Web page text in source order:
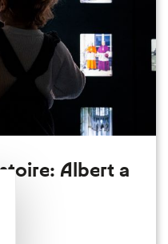
Albert a
le